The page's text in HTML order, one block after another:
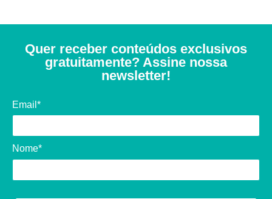
Quer receber conteúdos exclusivos
gratuitamente? Assine nossa
newsletter!
Email*
Nome*